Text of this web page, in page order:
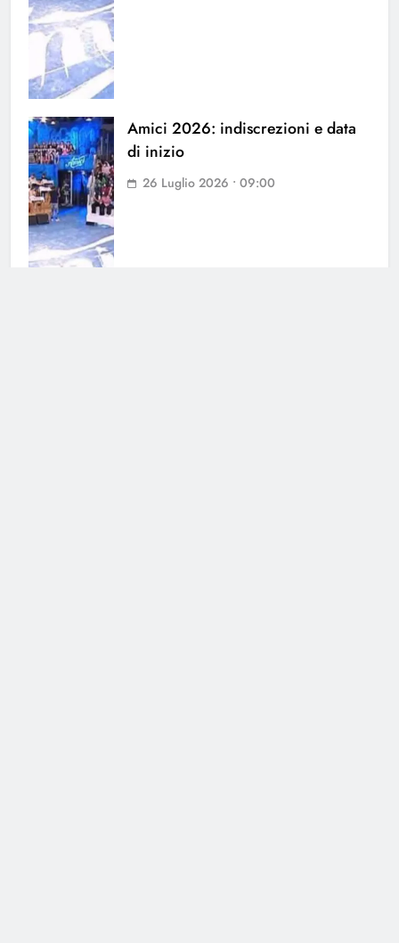
Amici 2026: indiscrezioni e data
di inizio
26 Luglio 2026 • 09:00